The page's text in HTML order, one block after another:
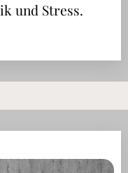
und Stress.